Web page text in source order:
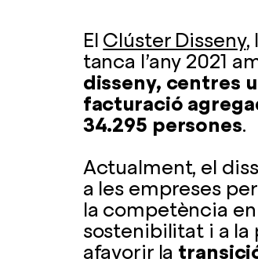
El Clúster Disseny,
tanca l’any 2021
disseny, centres
facturació
34.295 persones.
Actualment, el
a les empreses
la competència
sostenibilitat i a la
afavorir la